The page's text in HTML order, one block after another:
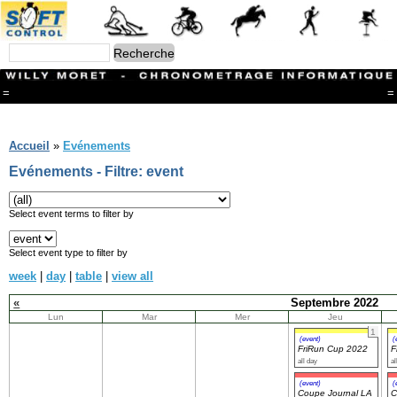
= =
Branches
CONTACT
Ski ALPIN
Triathlon
Ski Nordique
Courses à pieds
Athlétisme
Slalom In-Line
Caisse à savon
Coupe "Journal La Gruyère"
Accueil » Evénements
Evénements - Filtre: event
Select event terms to filter by
Select event type to filter by
week | day | table | view all
«
Septembre 2022
Lun Mar Mer
Jeu
1
(event)
FriRun Cup 2022
all day
(event)
Coupe Journal LA